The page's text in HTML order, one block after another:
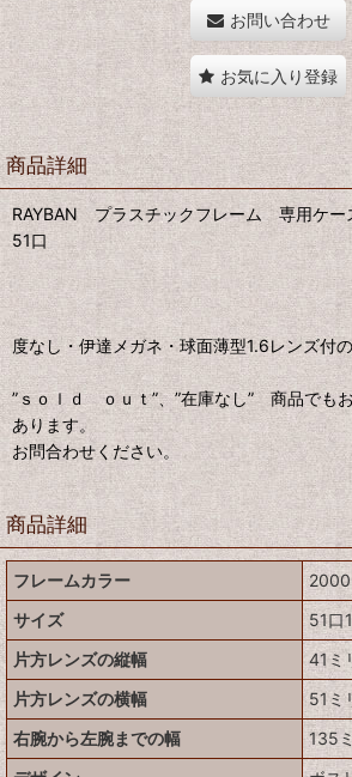
お問い合わせ
お気に入り登録
商品詳細
RAYBAN プラスチックフレーム 専用ケー
51口
度なし・伊達メガネ・球面薄型1.6レンズ付
”ｓｏｌｄ ｏｕｔ”、”在庫なし” 商品でも
あります。
お問合わせください。
商品詳細
フレームカラー
サイズ
51口
片方レンズの縦幅
41ミ
片方レンズの横幅
51ミ
右腕から左腕までの幅
135